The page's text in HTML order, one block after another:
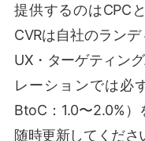
提供するのはCPC
CVRは自社のラン
UX・ターゲティン
レーションでは必
BtoC：1.0〜2.0%
随時更新してくださ